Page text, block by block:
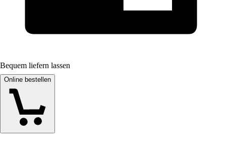
Bequem liefern lassen
Online bestellen